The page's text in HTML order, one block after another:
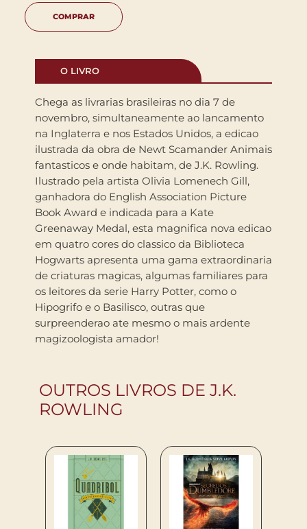
COMPRAR
O LIVRO
Chega as livrarias brasileiras no dia 7 de
novembro, simultaneamente ao lancamento
na Inglaterra e nos Estados Unidos, a edicao
ilustrada da obra de Newt Scamander Animais
fantasticos e onde habitam, de J.K. Rowling.
Ilustrado pela artista Olivia Lomenech Gill,
ganhadora do English Association Picture
Book Award e indicada para a Kate
Greenaway Medal, esta magnifica nova edicao
em quatro cores do classico da Biblioteca
Hogwarts apresenta uma gama extraordinaria
de criaturas magicas, algumas familiares para
os leitores da serie Harry Potter, como o
Hipogrifo e o Basilisco, outras que
surpreenderao ate mesmo o mais ardente
magizoologista amador!
OUTROS LIVROS DE J.K.
ROWLING